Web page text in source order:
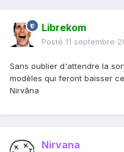
Librekom
Posté 11 septembre
Sans oublier d'attendre la
modèles qui feront baisser
Nirvāna
Nirvana